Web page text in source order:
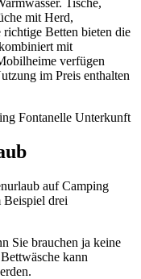
mit Herd,
Betten bieten die
mit
verfügen
im Preis enthalten
auf Camping
drei
Sie brauchen ja keine
kann